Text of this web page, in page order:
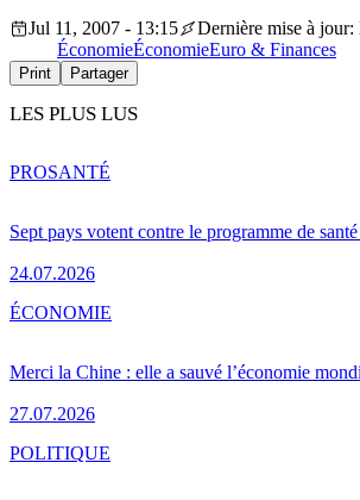
Jul 11, 2007 - 13:15
Dernière mise à
ÉconomieÉconomieEuro & Finances
Print Partager
LES PLUS LUS
Sept pays votent contre le programme de
24.07.2026
PROSANTÉ
Merci la Chine : elle a sauvé l’économie
27.07.2026
ÉCONOMIE
POLITIQUE